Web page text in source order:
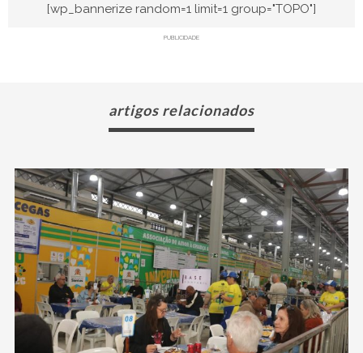
[wp_bannerize random=1 limit=1 group="TOPO"]
PUBLICIDADE
artigos relacionados